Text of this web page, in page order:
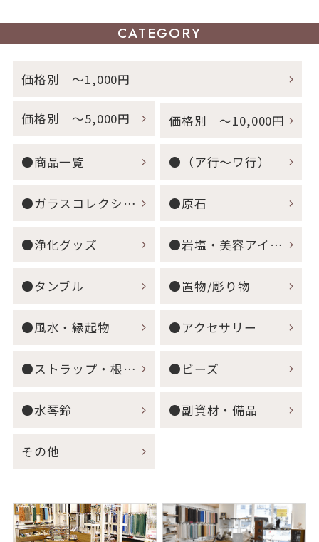
CATEGORY
価格別 ～1,000円
価格別 ～5,000円 価格別 ～10,000円
●商品一覧 ●（ア行～ワ行）
●ガラスコレクション ●原石
●浄化グッズ ●岩塩・美容アイテム
●タンブル ●置物/彫り物
●風水・縁起物 ●アクセサリー
●ストラップ・根付・キーホルダー ●ビーズ
●水琴鈴 ●副資材・備品
その他